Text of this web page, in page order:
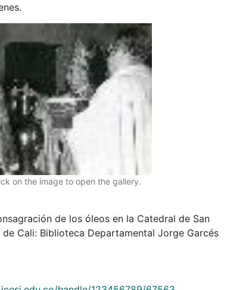
on the image to open the gallery.
de los óleos en la Catedral de San
de Cali: Biblioteca Departamental Jorge Garcés